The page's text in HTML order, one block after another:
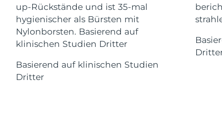
up-Rückstände und ist 35-mal
hygienischer als Bürsten mit
Nylonborsten. Basierend auf
klinischen Studien Dritter
Basierend auf klinischen Studien
Dritter
FOREO APP
ÜBER
Jersey Erwartete Lieferung 8/13/26
Kasachstan Erwartete Lieferung
8/8/26
Lettland